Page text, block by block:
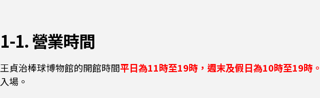
1-1. 營業時間
王貞治棒球博物館的開館時間平日為11時至19時，週末及假日為10時至19時。
入場。